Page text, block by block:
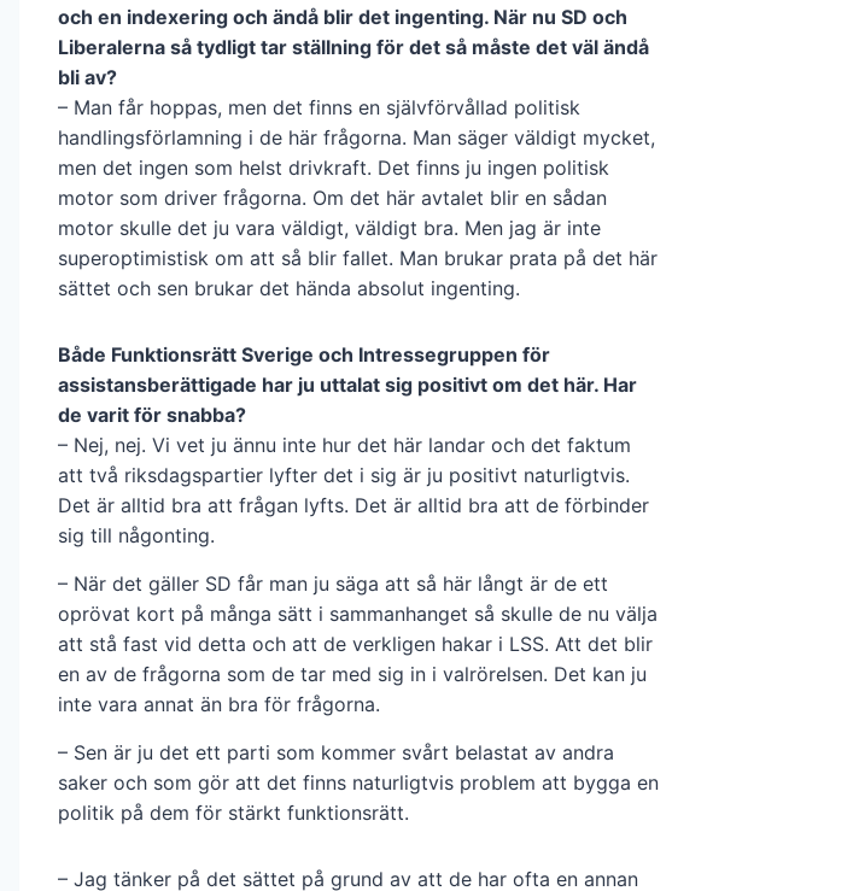
och en indexering och ändå blir det ingenting. När nu SD och
Liberalerna så tydligt tar ställning för det så måste det väl ändå
bli av?
– Man får hoppas, men det finns en självförvållad politisk
handlingsförlamning i de här frågorna. Man säger väldigt mycket,
men det ingen som helst drivkraft. Det finns ju ingen politisk
motor som driver frågorna. Om det här avtalet blir en sådan
motor skulle det ju vara väldigt, väldigt bra. Men jag är inte
superoptimistisk om att så blir fallet. Man brukar prata på det här
sättet och sen brukar det hända absolut ingenting.
Både Funktionsrätt Sverige och Intressegruppen för
assistansberättigade har ju uttalat sig positivt om det här. Har
de varit för snabba?
– Nej, nej. Vi vet ju ännu inte hur det här landar och det faktum
att två riksdagspartier lyfter det i sig är ju positivt naturligtvis.
Det är alltid bra att frågan lyfts. Det är alltid bra att de förbinder
sig till någonting.
– När det gäller SD får man ju säga att så här långt är de ett
oprövat kort på många sätt i sammanhanget så skulle de nu välja
att stå fast vid detta och att de verkligen hakar i LSS. Att det blir
en av de frågorna som de tar med sig in i valrörelsen. Det kan ju
inte vara annat än bra för frågorna.
– Sen är ju det ett parti som kommer svårt belastat av andra
saker och som gör att det finns naturligtvis problem att bygga en
politik på dem för stärkt funktionsrätt.
– Jag tänker på det sättet på grund av att de har ofta en annan